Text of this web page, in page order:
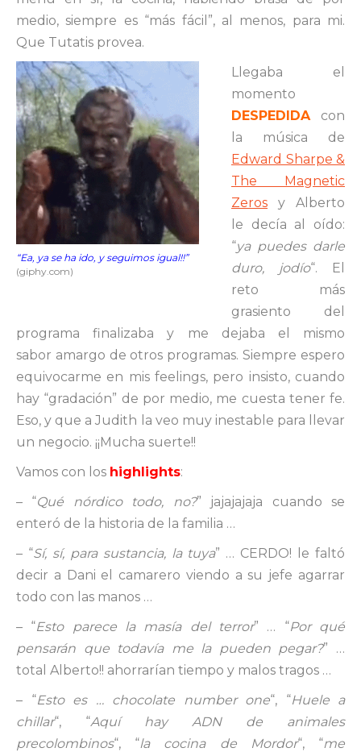
medio, siempre es “más fácil”, al menos, para mi.
Que Tutatis provea.
“Ea, ya se ha ido, y seguimos igual!!”
(giphy.com)
Llegaba el
momento
DESPEDIDA
con
la música de
Edward Sharpe &
The Magnetic
Zeros y Alberto
le decía al oído:
“ya puedes darle
duro, jodío“. El
reto más
grasiento del
programa finalizaba y me dejaba el mismo
sabor amargo de otros programas. Siempre espero
equivocarme en mis feelings, pero insisto, cuando
hay “gradación” de por medio, me cuesta tener fe.
Eso, y que a Judith la veo muy inestable para llevar
un negocio. ¡¡Mucha suerte!!
Vamos con los highlights:
– “Qué nórdico todo, no?” jajajajaja cuando se
enteró de la historia de la familia …
– “Sí, sí, para sustancia, la tuya” … CERDO! le faltó
decir a Dani el camarero viendo a su jefe agarrar
todo con las manos …
– “Esto parece la masía del terror” … “Por qué
pensarán que todavía me la pueden pegar?” …
total Alberto!! ahorrarían tiempo y malos tragos …
– “Esto es … chocolate number one“, “Huele a
chillar“, “Aquí hay ADN de animales
precolombinos“, “la cocina de Mordor“, “me